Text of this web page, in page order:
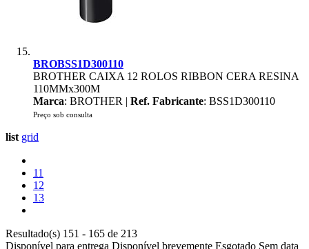
BROBSS1D300110
BROTHER CAIXA 12 ROLOS RIBBON CERA RESINA
110MMx300M
Marca: BROTHER | Ref. Fabricante: BSS1D300110
Preço sob consulta
list grid
11
12
13
Resultado(s) 151 - 165 de 213
Disponível para entrega Disponível brevemente Esgotado Sem data